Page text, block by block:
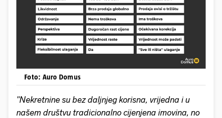
Foto: Auro Domus
''Nekretnine su bez daljnjeg korisna, vrijedna i u
našem društvu tradicionalno cijenjena imovina, no